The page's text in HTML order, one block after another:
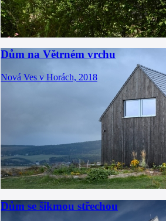
Dům na Větrném vrchu
Nová Ves v Horách, 2018
Dům se šikmou střechou